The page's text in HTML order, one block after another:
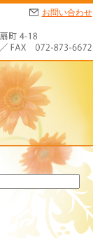
お問い合わせ